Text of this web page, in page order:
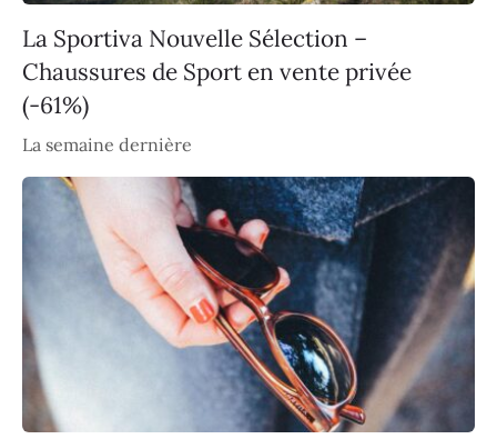
La Sportiva Nouvelle Sélection –
Chaussures de Sport en vente privée
(-61%)
La semaine dernière